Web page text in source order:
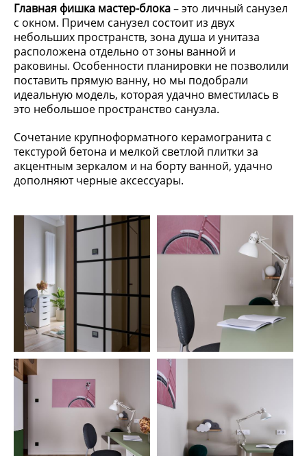
Главная фишка мастер-блока– это личный санузел
с окном. Причем санузел состоит из двух
небольших пространств, зона душа и унитаза
расположена отдельно от зоны ванной и
раковины. Особенности планировки не позволили
поставить прямую ванну, но мы подобрали
идеальную модель, которая удачно вместилась в
это небольшое пространство санузла.
Сочетание крупноформатного керамогранита с
текстурой бетона и мелкой светлой плитки за
акцентным зеркалом и на борту ванной, удачно
дополняют черные аксессуары.